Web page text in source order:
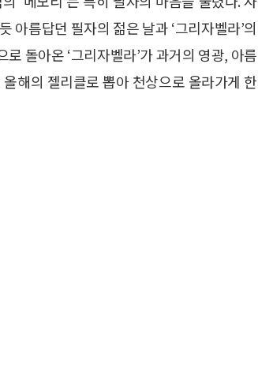
아름답던 필자의 젊은 날과 ‘그리자벨라’의
돌아온 ‘그리자벨라’가 과거의 영광, 아름
해의 젤리클로 뽑아 천상으로 올라가게 한